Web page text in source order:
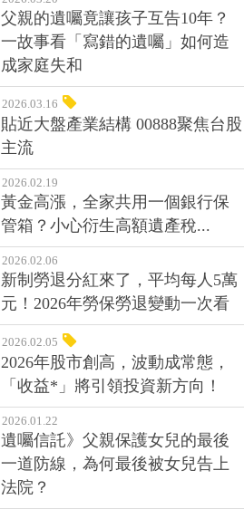
父親的遺囑竟讓孩子互告10年？
一故事看「寫錯的遺囑」如何造
成家庭失和
2026.03.16
貼近大盤產業結構 00888聚焦台股
主流
2026.02.19
黃金高漲，全家共用一個銀行保
管箱？小心衍生高額遺產稅...
2026.02.06
新制勞退分紅來了，平均每人5萬
元！2026年勞保勞退變動一次看
2026.02.05
2026年股市創高，波動成常態，
「收益*」將引領投資新方向！
2026.01.22
遺囑信託》父親保護女兒的最後
一道防線，為何最後被女兒告上
法院？